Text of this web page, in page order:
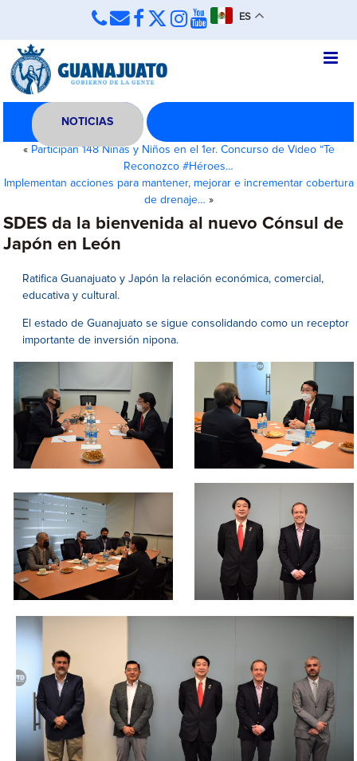
ES
NOTICIAS
« Participan 148 Niñas y Niños en el 1er. Concurso de Video “Te
Reconozco #Héroes…
Implementan acciones para mantener, mejorar e incrementar cobertura
de drenaje… »
SDES da la bienvenida al nuevo Cónsul de
Japón en León
Ratifica Guanajuato y Japón la relación económica, comercial,
educativa y cultural.
El estado de Guanajuato se sigue consolidando como un receptor
importante de inversión nipona.